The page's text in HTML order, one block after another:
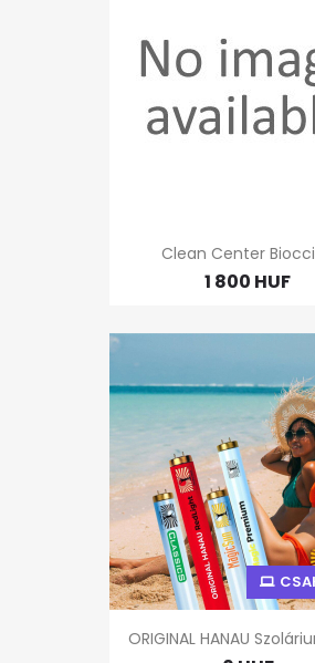
Clean Center
1 800 HUF
ORIGINAL HANAU